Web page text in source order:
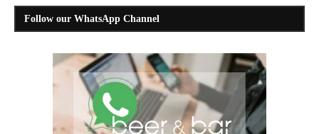
Follow our WhatsApp Channel